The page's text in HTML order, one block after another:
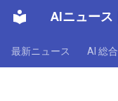
AIニュース
最新ニュース AI 総合
2026-03-10
2026-03-08
2026-03-07